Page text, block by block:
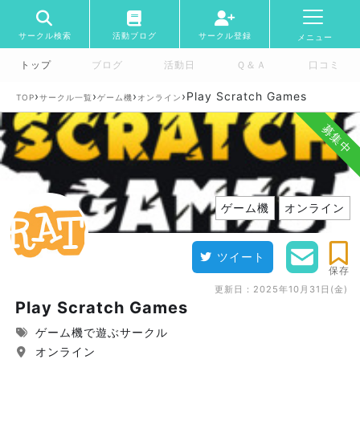
サークル検索 活動ブログ サークル登録 メニュー
トップ ブログ 活動日 Ｑ＆Ａ 口コミ
TOP›サークル一覧 ›ゲーム機› オンライン ›Play Scratch Games
募集中
ゲーム機 オンライン
ツイート
保存
更新日： 2025年10月31日(金)
Play Scratch Games
ゲーム機で遊ぶサークル
オンライン